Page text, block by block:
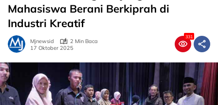
Mahasiswa Berani Berkiprah di
Industri Kreatif
Mjnewsid
2 Min Baca
17 Oktober 2025
331